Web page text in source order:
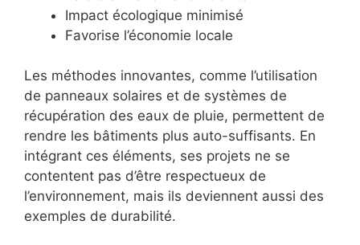
Impact écologique minimisé
Favorise l’économie locale
Les méthodes innovantes, comme l’utilisation
de panneaux solaires et de systèmes de
récupération des eaux de pluie, permettent de
rendre les bâtiments plus auto-suffisants. En
intégrant ces éléments, ses projets ne se
contentent pas d’être respectueux de
l’environnement, mais ils deviennent aussi des
exemples de durabilité.